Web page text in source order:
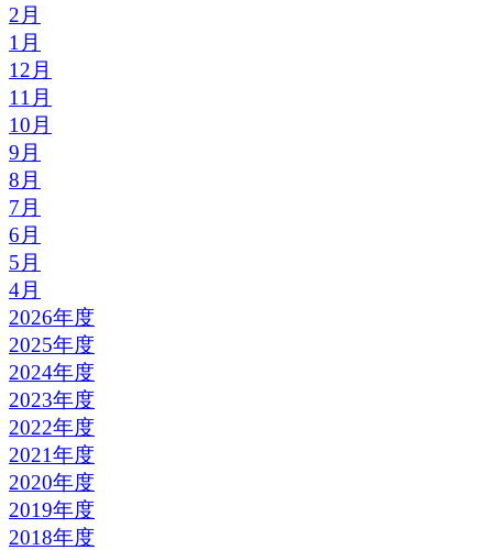
2月
1月
12月
11月
10月
9月
8月
7月
6月
5月
4月
2026年度
2025年度
2024年度
2023年度
2022年度
2021年度
2020年度
2019年度
2018年度